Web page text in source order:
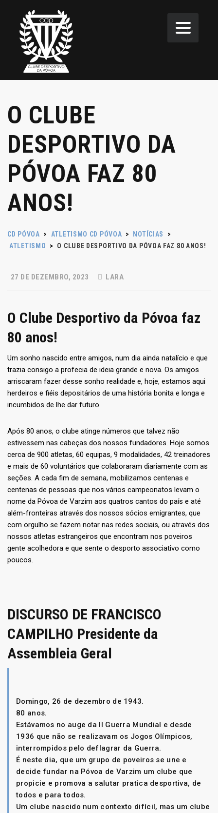
O CLUBE
DESPORTIVO DA
PÓVOA FAZ 80
ANOS!
CD PÓVOA > ATLETISMO CD PÓVOA > NOTÍCIAS
>
ATLETISMO
> O CLUBE DESPORTIVO DA PÓVOA FAZ 80 ANOS!
27 DE DEZEMBRO, 2023 LARA
O Clube Desportivo da Póvoa faz
80 anos!
Um sonho nascido entre amigos, num dia ainda natalício e que
trazia consigo a profecia de ideia grande e nova. Os amigos
arriscaram fazer desse sonho realidade e, hoje, estamos aqui
herdeiros e fiéis depositários de uma história bonita e longa e
incumbidos de lhe dar futuro.
Após 80 anos, o clube atinge números que talvez não
estivessem nas cabeças dos nossos fundadores. Hoje somos
cerca de 900 atletas, 60 equipas, 9 modalidades, 42 treinadores
e mais de 60 voluntários que colaboraram diariamente com as
seções. A cada fim de semana, mobilizamos centenas e
centenas de pessoas que nos vários campeonatos levam o
nome da Póvoa de Varzim aos quatros cantos do país e até
além-fronteiras através dos nossos sócios emigrantes, que
com orgulho se fazem notar nas redes sociais, ou através dos
nossos atletas estrangeiros que encontram nos poveiros
gente acolhedora e que sente o desporto associativo como
poucos.
DISCURSO DE FRANCISCO
CAMPILHO Presidente da
Assembleia Geral
Domingo, 26 de dezembro de 1943.
80 anos.
Estávamos no auge da II Guerra Mundial e desde
1936 que não se realizavam os Jogos Olímpicos,
interrompidos pelo deflagrar da Guerra.
É neste dia, que um grupo de poveiros se une e
decide fundar na Póvoa de Varzim um clube que
propicie e promova a salutar pratica desportiva, de
todos e para todos.
Um clube nascido num contexto difícil, mas um clube